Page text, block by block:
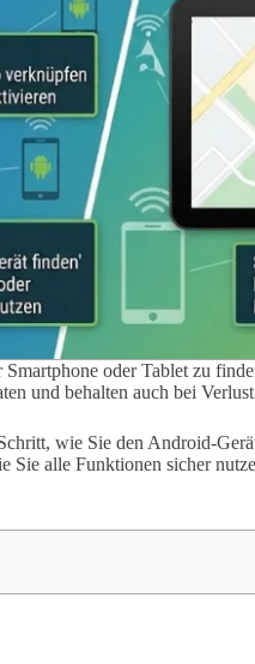
oder Tablet zu
und behalten auch bei
wie Sie den Android-
Sie alle Funktionen sicher